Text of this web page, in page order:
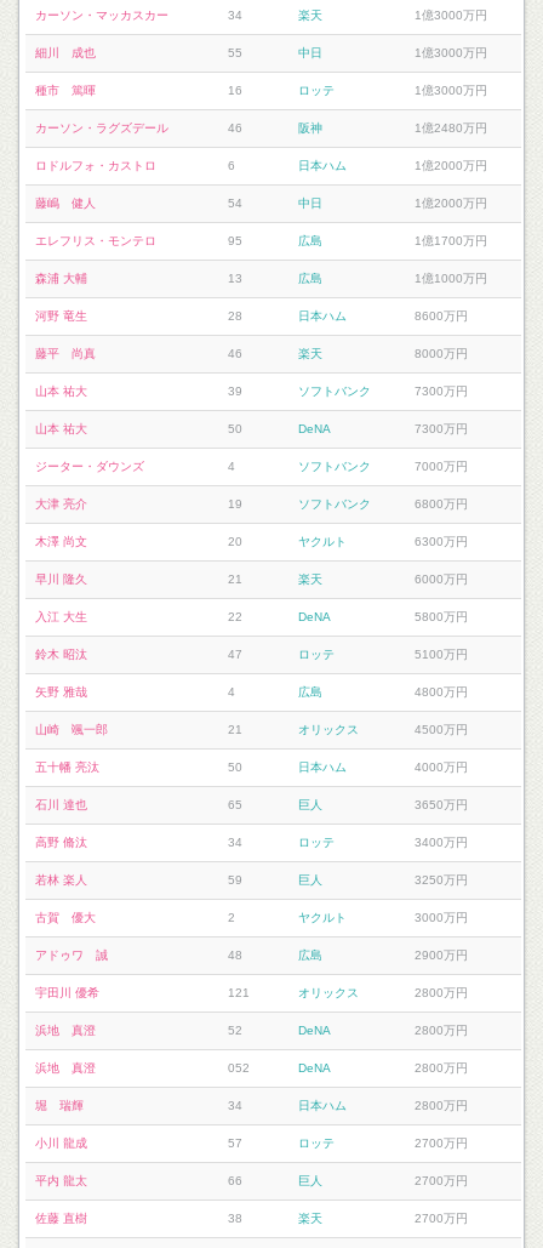
カーソン・マッカスカー 34 楽天 1億3000万円
細川 成也 55 中日 1億3000万円
種市 篤暉 16 ロッテ 1億3000万円
カーソン・ラグズデール 46 阪神 1億2480万円
ロドルフォ・カストロ 6 日本ハム 1億2000万円
藤嶋 健人 54 中日 1億2000万円
エレフリス・モンテロ 95 広島 1億1700万円
森浦 大輔 13 広島 1億1000万円
河野 竜生 28 日本ハム 8600万円
藤平 尚真 46 楽天 8000万円
山本 祐大 39 ソフトバンク 7300万円
山本 祐大 50 DeNA 7300万円
ジーター・ダウンズ 4 ソフトバンク 7000万円
大津 亮介 19 ソフトバンク 6800万円
木澤 尚文 20 ヤクルト 6300万円
早川 隆久 21 楽天 6000万円
入江 大生 22 DeNA 5800万円
鈴木 昭汰 47 ロッテ 5100万円
矢野 雅哉 4 広島 4800万円
山崎 颯一郎 21 オリックス 4500万円
五十幡 亮汰 50 日本ハム 4000万円
石川 達也 65 巨人 3650万円
高野 脩汰 34 ロッテ 3400万円
若林 楽人 59 巨人 3250万円
古賀 優大 2 ヤクルト 3000万円
アドゥワ 誠 48 広島 2900万円
宇田川 優希 121 オリックス 2800万円
浜地 真澄 52 DeNA 2800万円
浜地 真澄 052 DeNA 2800万円
堀 瑞輝 34 日本ハム 2800万円
小川 龍成 57 ロッテ 2700万円
平内 龍太 66 巨人 2700万円
佐藤 直樹 38 楽天 2700万円